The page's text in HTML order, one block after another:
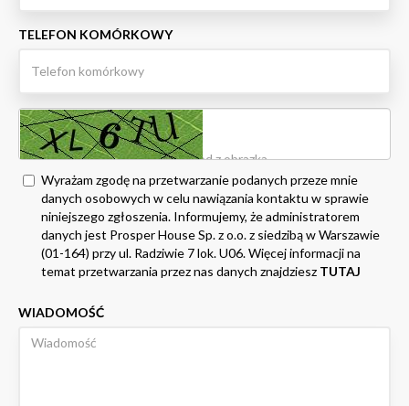
TELEFON KOMÓRKOWY
Wyrażam zgodę na przetwarzanie podanych przeze mnie
danych osobowych w celu nawiązania kontaktu w sprawie
niniejszego zgłoszenia. Informujemy, że administratorem
danych jest Prosper House Sp. z o.o. z siedzibą w Warszawie
(01-164) przy ul. Radziwie 7 lok. U06. Więcej informacji na
temat przetwarzania przez nas danych znajdziesz TUTAJ
WIADOMOŚĆ